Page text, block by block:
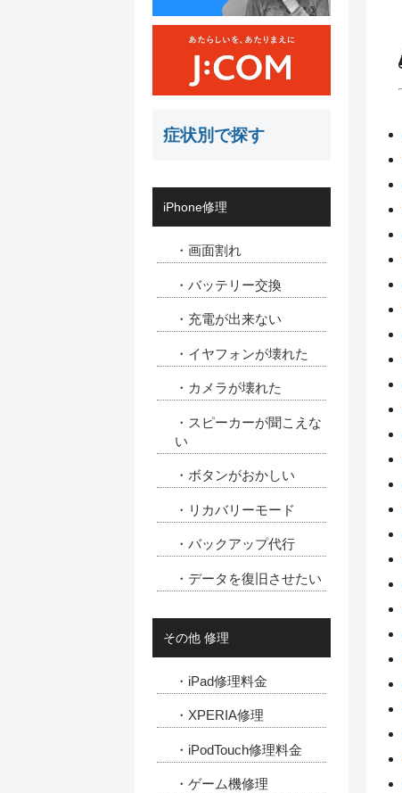
症状別で探す
iPhone修理
・画面割れ
・バッテリー交換
・充電が出来ない
・イヤフォンが壊れた
・カメラが壊れた
・スピーカーが聞こえな
い
・ボタンがおかしい
・リカバリーモード
・バックアップ代行
・データを復旧させたい
その他 修理
・iPad修理料金
・XPERIA修理
・iPodTouch修理料金
・ゲーム機修理